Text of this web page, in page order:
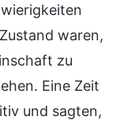
waren,
zu
Eine Zeit
und sagten,